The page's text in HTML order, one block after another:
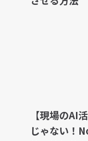
【現場のAI
じゃない！